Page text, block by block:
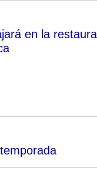
en la